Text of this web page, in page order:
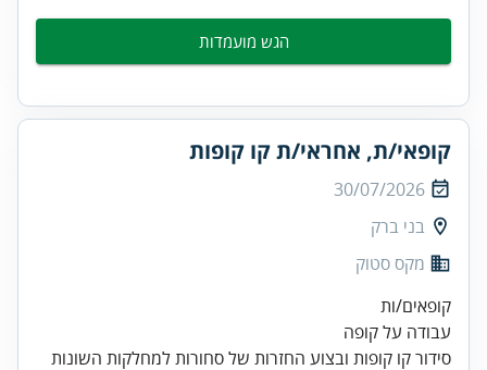
הגש מועמדות
קופאי/ת, אחראי/ת קו קופות
30/07/2026
בני ברק
מקס סטוק